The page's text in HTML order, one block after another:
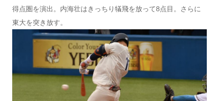
得点圏を演出。内海壮はきっちり犠飛を放って8点目。さらに
東大を突き放す。